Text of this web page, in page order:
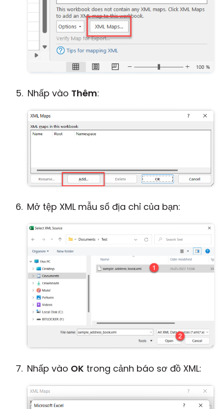
Nhấp vào Thêm:
Mở tệp XML mẫu sổ địa chỉ của bạn:
Nhấp vào OK trong cảnh báo sơ đồ XML: